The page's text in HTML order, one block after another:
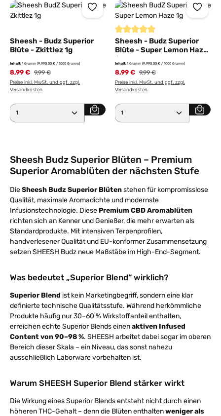
Sheesh - Budz Superior
Blüte - Zkittlez 1g
Inhalt:1 Gramm (9.990,00 € / 1000 Gramm)
8,99 € 9,99 €
Preise inkl. MwSt. und ggf. zzgl.
Versandkosten
Produkt Anzahl: Gib den gewünschten Wert ein
Durchschnittliche Bewertung
Sheesh - Budz Superior
Blüte - Super Lemon Haze
1g
Inhalt:1 Gramm (9.990,00 € / 1000 Gramm)
8,99 € 9,99 €
Preise inkl. MwSt. und ggf. zzgl.
Versandkosten
Produkt Anzahl: Gib den
Sheesh Budz Superior Blüten – Premium
Superior Aromablüten der nächsten Stufe
DieSheesh Budz Superior Blütenstehen für kompromisslose
Qualität, maximale Aromadichte und modernste
Infusionstechnologie. Diese Premium CBD Aromablüten
richten sich an Kenner und Genießer, die mehr erwarten als
Standardprodukte. Mit intensiven Terpenprofilen,
handverlesener Qualität und EU-konformer Zusammensetzung
setzen SHEESH Budz neue Maßstäbe im High-End-Segment.
Was bedeutet „Superior Blend“ wirklich?
Superior Blend ist kein Marketingbegriff, sondern eine klar
definierte technische Qualitätsstufe. Während herkömmliche
Produkte häufig nur 30–60 % Wirkstoffanteil enthalten,
erreichen echte Superior Blends einenaktiven Infused
Content von 90–98 %. SHEESH arbeitet dabei sogar im oberen
Bereich dieser Skala – ein Niveau, das sonst nahezu
ausschließlich Laborware vorbehalten ist.
Warum SHEESH Superior Blend stärker wirkt
Die Wirkung eines Superior Blends entsteht nicht durch einen
höheren THC-Gehalt – denn die Blüten enthaltenweniger als